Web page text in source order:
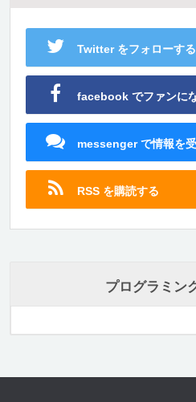
Twitter をフォローする
facebook でファンに
messenger で情報を
RSS を購読する
プログラミン